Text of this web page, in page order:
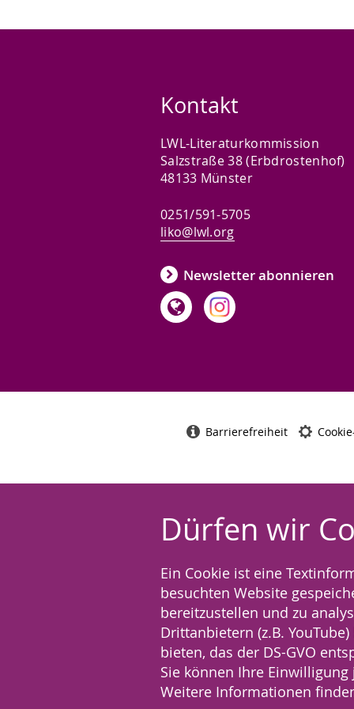
Dürfen wir
Ein Cookie ist eine
besuchten Website
bereitzustellen und zu
Drittanbietern (z.B.
bieten, das der DS-GVO
Sie können Ihre
Weitere Informationen
Kontakt
LWL-Literaturkommission
Salzstraße 38 (Erbdrostenhof)
48133 Münster
0251/591-5705
liko@lwl.org
Newsletter abonnieren
Barrierefreiheit